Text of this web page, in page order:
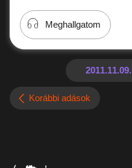
Meghallgatom
Korábbi adások